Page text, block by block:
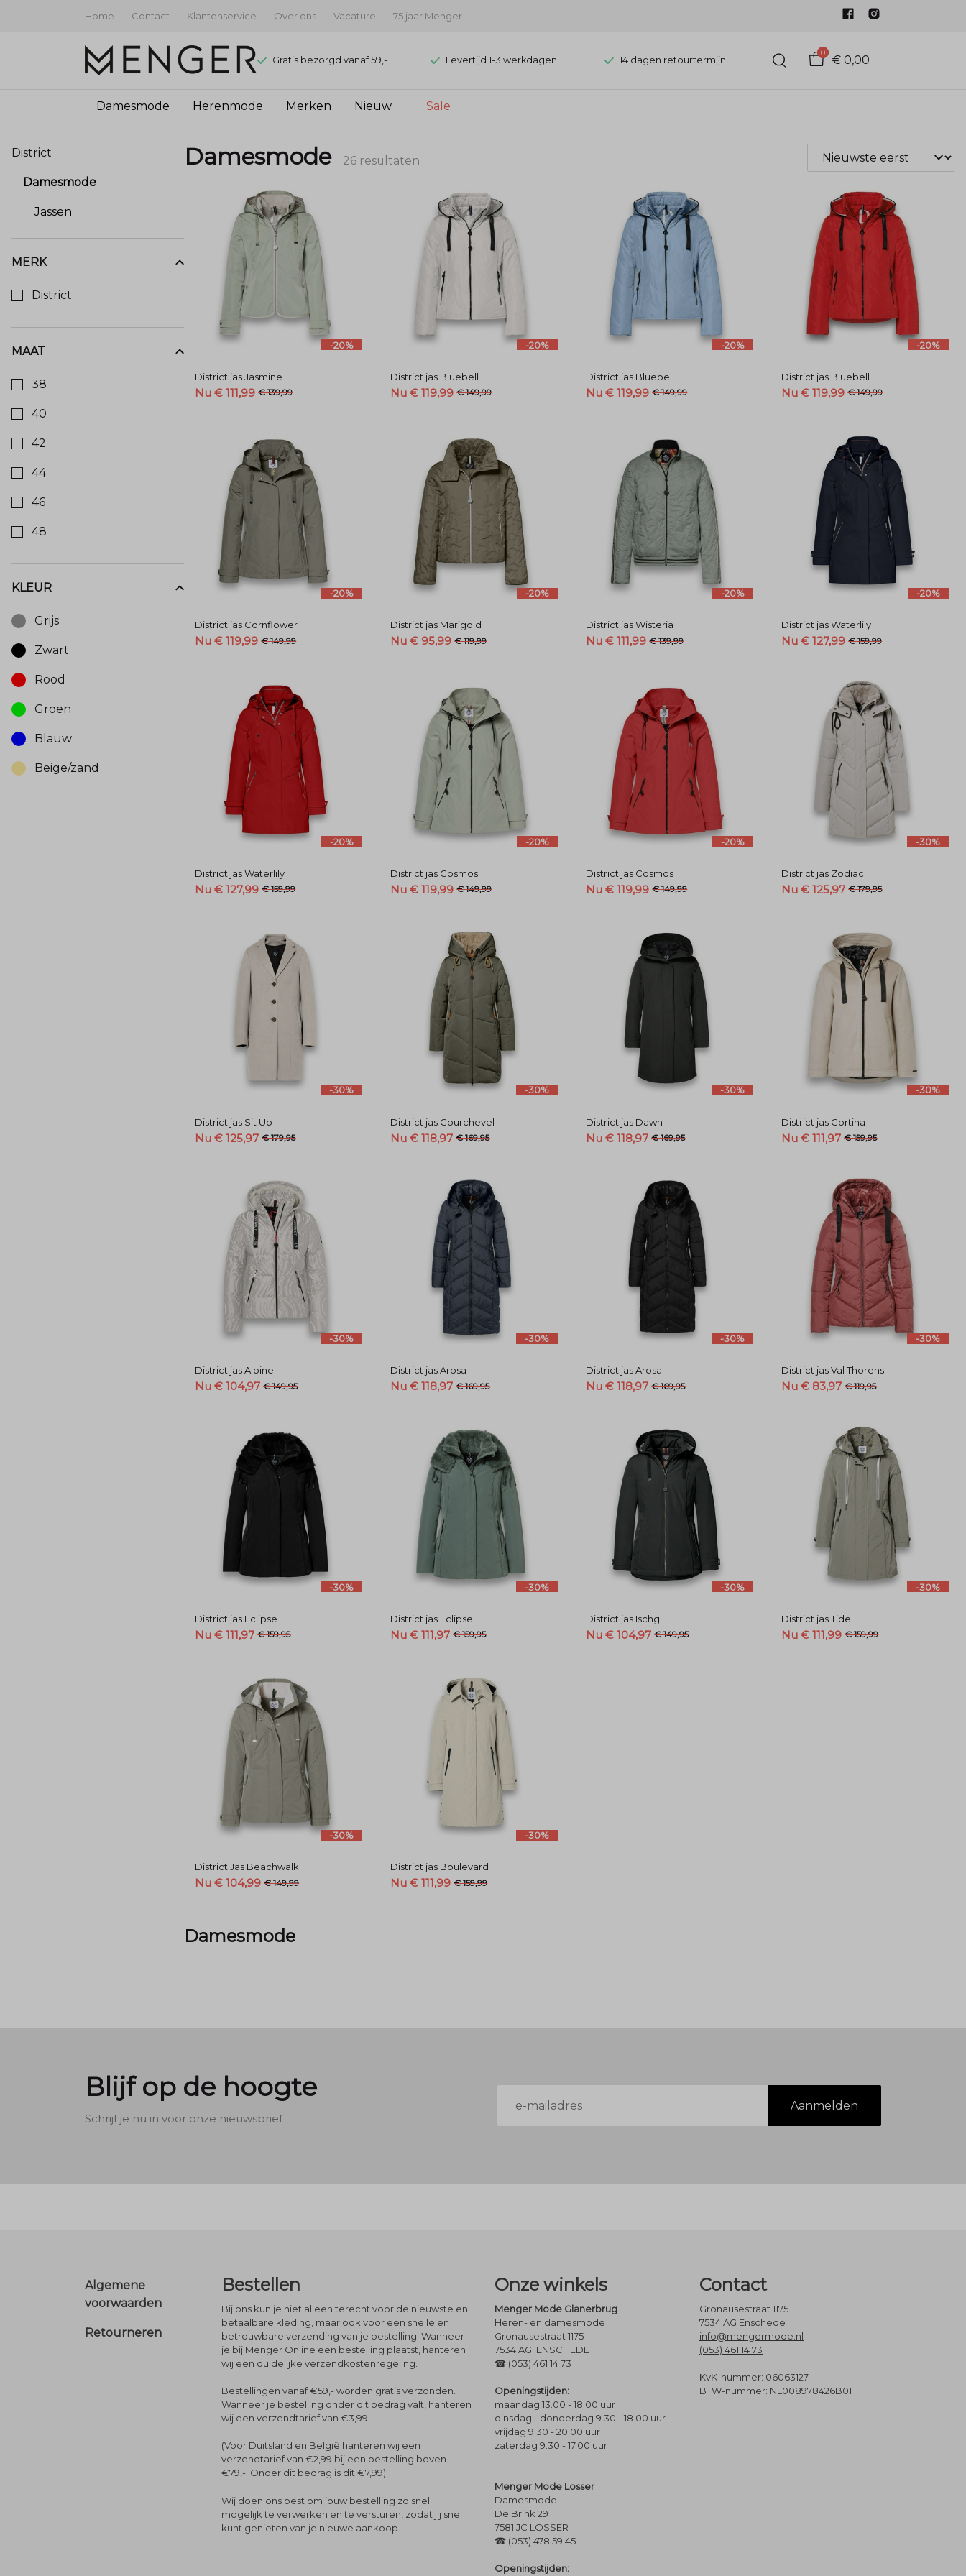
Home Contact Klantenservice Over ons Vacature 75 jaar Menger
Gratis bezorgd vanaf 59,- Levertijd 1-3 werkdagen 14 dagen retourtermijn
0
€ 0,00
Damesmode Herenmode Merken Nieuw Sale
Damesmode
Menger
Mode
District
Damesmode
Jassen
MERK
District
MAAT
38
40
42
44
46
48
KLEUR
Grijs
Zwart
Rood
Groen
Blauw
Beige/zand
Damesmode 26 resultaten
-20%
District jas Jasmine
Nu € 111,99 € 139,99
-20%
District jas Bluebell
Nu € 119,99 € 149,99
-20%
District jas Bluebell
Nu € 119,99 € 149,99
-20%
District jas Bluebell
Nu € 119,99 € 149,99
-20%
District jas Cornflower
Nu € 119,99 € 149,99
-20%
District jas Marigold
Nu € 95,99 € 119,99
-20%
District jas Wisteria
Nu € 111,99 € 139,99
-20%
District jas Waterlily
Nu € 127,99 € 159,99
-20%
District jas Waterlily
Nu € 127,99 € 159,99
-20%
District jas Cosmos
Nu € 119,99 € 149,99
-20%
District jas Cosmos
Nu € 119,99 € 149,99
-30%
District jas Zodiac
Nu € 125,97 € 179,95
-30%
District jas Sit Up
Nu € 125,97 € 179,95
-30%
District jas Courchevel
Nu € 118,97 € 169,95
-30%
District jas Dawn
Nu € 118,97 € 169,95
-30%
District jas Cortina
Nu € 111,97 € 159,95
-30%
District jas Alpine
Nu € 104,97 € 149,95
-30%
District jas Arosa
Nu € 118,97 € 169,95
-30%
District jas Arosa
Nu € 118,97 € 169,95
-30%
District jas Val Thorens
Nu € 83,97 € 119,95
-30%
District jas Eclipse
Nu € 111,97 € 159,95
-30%
District jas Eclipse
Nu € 111,97 € 159,95
-30%
District jas Ischgl
Nu € 104,97 € 149,95
-30%
District jas Tide
Nu € 111,99 € 159,99
-30%
District Jas Beachwalk
Nu € 104,99 € 149,99
-30%
District jas Boulevard
Nu € 111,99 € 159,99
Damesmode
Blijf op de hoogte
Schrijf je nu in voor onze nieuwsbrief
mailadres
Aanmelden
Footer
Algemene
voorwaarden
Retourneren
Bestellen
Bij ons kun je niet alleen terecht voor de nieuwste en
betaalbare kleding, maar ook voor een snelle en
betrouwbare verzending van je bestelling. Wanneer
je bij Menger Online een bestelling plaatst, hanteren
wij een duidelijke verzendkostenregeling.
Bestellingen vanaf €59,- worden gratis verzonden.
Wanneer je bestelling onder dit bedrag valt, hanteren
wij een verzendtarief van €3,99.
(Voor Duitsland en België hanteren wij een
verzendtarief van €2,99 bij een bestelling boven
€79,-. Onder dit bedrag is dit €7,99)
Wij doen ons best om jouw bestelling zo snel
mogelijk te verwerken en te versturen, zodat jij snel
kunt genieten van je nieuwe aankoop.
Onze winkels
Menger Mode Glanerbrug
Heren- en damesmode
Gronausestraat 1175
7534 AG ENSCHEDE
☎ (053) 461 14 73
Openingstijden:
maandag 13.00 - 18.00 uur
dinsdag - donderdag 9.30 - 18.00 uur
vrijdag 9.30 - 20.00 uur
zaterdag 9.30 - 17.00 uur
Menger Mode Losser
Damesmode
De Brink 29
7581 JC LOSSER
☎ (053) 478 59 45
Openingstijden:
Contact
Gronausestraat 1175
7534 AG Enschede
info@mengermode.nl
(053) 461 14 73
KvK-nummer: 06063127
BTW-nummer: NL008978426B01